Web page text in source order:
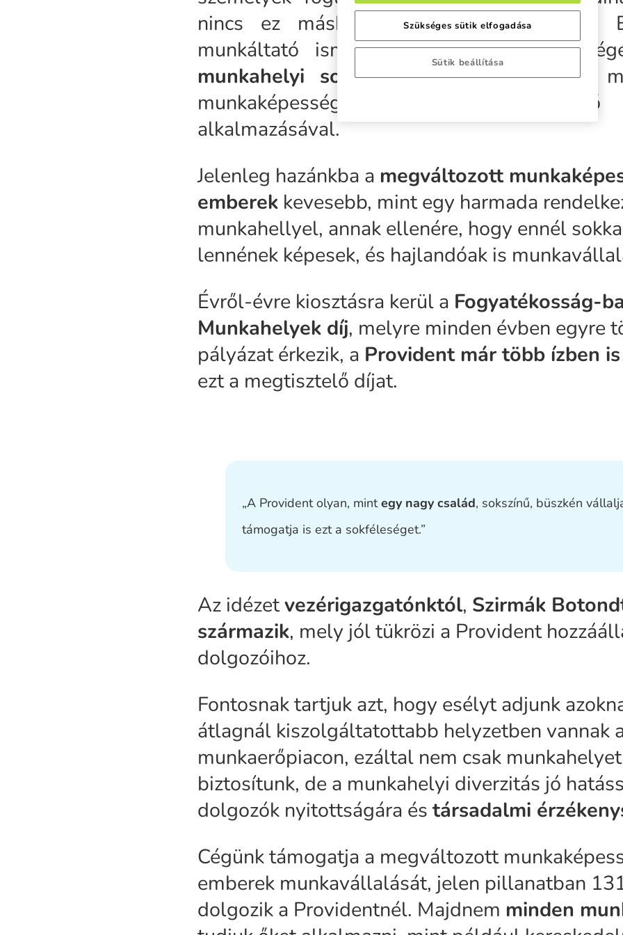
nincs ez másként Magyarországon sem.
munkáltató ismeri fel annak
munkahelyi sokszínűségetelősegítsék a
munkaképességű és fogyatékkal élő
alkalmazásával.
Jelenleg hazánkba a megváltozott
emberek kevesebb, mint egy harmada
munkahellyel, annak ellenére, hogy ennél
lennének képesek, és hajlandóak is
Évről-évre kiosztásra kerül a Fogyatékosság-
Munkahelyek díj, melyre minden évben egyre
pályázat érkezik, a Provident már több ízben
ezt a megtisztelő díjat.
„A Provident olyan, mintegy nagy család, sokszínű, büszkén
támogatja is ezt a sokféleséget.”
Az idézetvezérigazgatónktól, Szirmák
származik, mely jól tükrözi a Provident
dolgozóihoz.
Fontosnak tartjuk azt, hogy esélyt adjunk
átlagnál kiszolgáltatottabb helyzetben vannak
munkaerőpiacon, ezáltal nem csak munkahelyet
biztosítunk, de a munkahelyi diverzitás jó
dolgozók nyitottságára éstársadalmi
Cégünk támogatja a megváltozott
emberek munkavállalását, jelen pillanatban
dolgozik a Providentnél. Majdnem minden
Szükséges sütik elfogadása
Sütik beállítása